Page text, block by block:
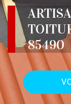
85490